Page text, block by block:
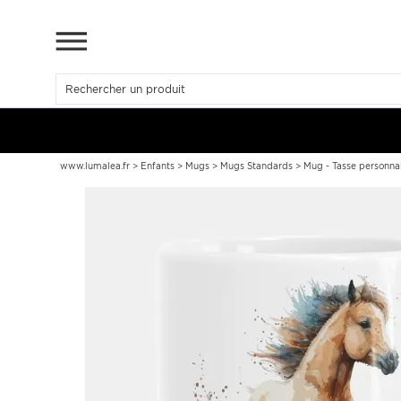
www.lumalea.fr > Enfants > Mugs > Mugs Standards > Mug - Tasse